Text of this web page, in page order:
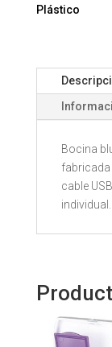
149
Plástico
Bocina
fabricada
cable
individual.